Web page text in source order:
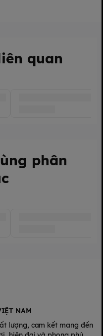
quan
phân
NAM
lượng, cam kết mang đến